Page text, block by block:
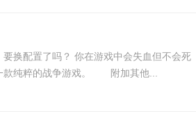
换配置了吗？ 你在游戏中会失血但不会死
纯粹的战争游戏。 附加其他...